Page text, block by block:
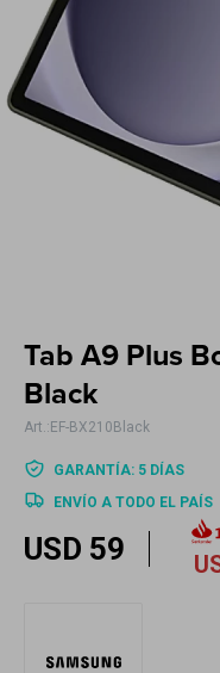
Tab A9 Plus
Black
EF-BX210Black
GARANTÍA: 5 DÍAS
ENVÍO A TODO EL PAÍS
USD 59
TV y Audio
Movilidad